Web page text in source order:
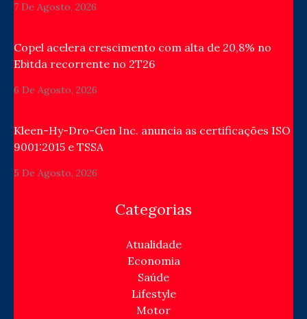
7 De Agosto, 2026
Copel acelera crescimento com alta de 20,8% no
Ebitda recorrente no 2T26
6 De Agosto, 2026
Kleen-Hy-Dro-Gen Inc. anuncia as certificações ISO
9001:2015 e TSSA
5 De Agosto, 2026
Categorias
Atualidade
Economia
Saúde
Lifestyle
Motor